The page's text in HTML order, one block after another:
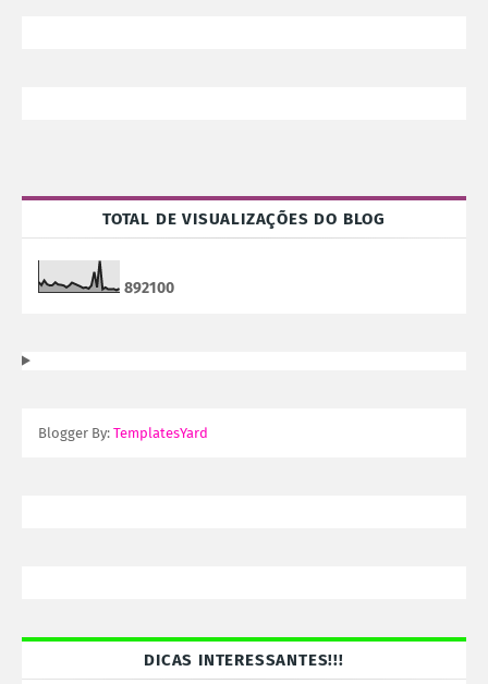
TOTAL DE VISUALIZAÇÕES DO BLOG
892100
Blogger By: TemplatesYard
DICAS INTERESSANTES!!!